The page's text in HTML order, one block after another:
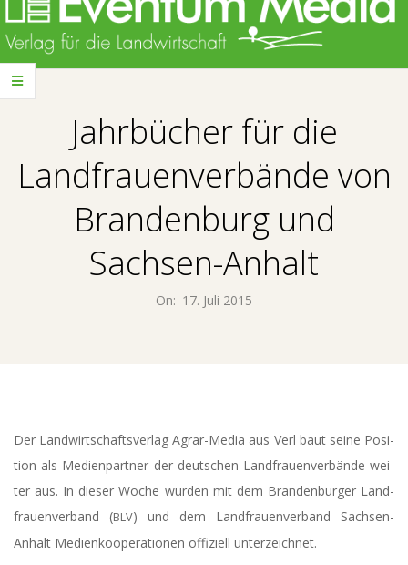
E
E
E
D
Primary
Jahrbücher für die
Landfrauenverbände von
Brandenburg und
Sachsen-Anhalt
On: 17. Juli 2015
Der Land­wirt­schafts­ver­lag Agrar-Media aus Verl baut sei­ne Posi­
ti­on als Medi­en­part­ner der deut­schen Land­frau­en­ver­bän­de wei­
ter aus. In die­ser Woche wur­den mit dem Bran­den­bur­ger Land­
frau­en­ver­band (BLV) und dem Land­frau­en­ver­band Sach­sen-
Anhalt Medi­en­ko­ope­ra­tio­nen offi­zi­ell unterzeichnet.